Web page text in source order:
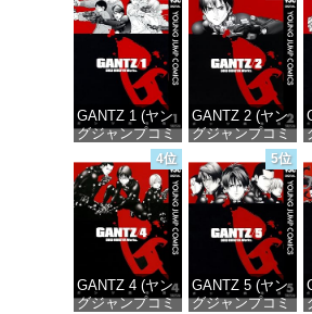
GANTZ 1 (ヤン
グジャンプコミ
ックスDIGITAL)
価格：¥100
GANTZ 2 (ヤン
グジャンプコミ
ックスDIGITAL)
価格：¥100
4位
GANTZ 4 (ヤン
グジャンプコミ
5位
GANTZ 5 (ヤン
グジャンプコミ